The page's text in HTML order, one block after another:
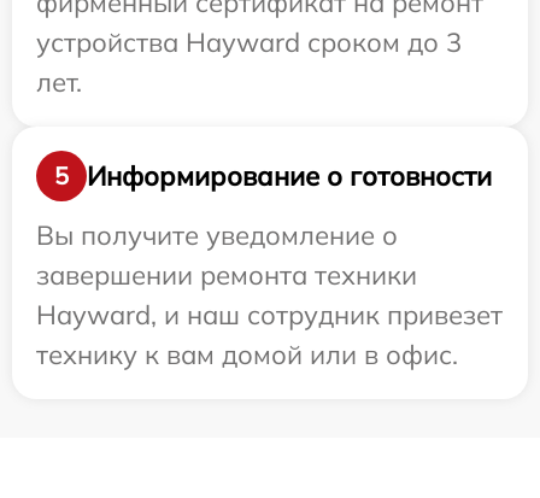
устройства Hayward сроком до 3
лет.
5
Информирование о готовности
Вы получите уведомление о
завершении ремонта техники
Hayward, и наш сотрудник привезет
технику к вам домой или в офис.